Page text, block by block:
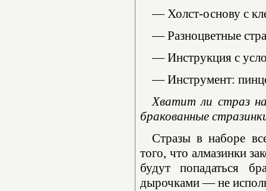
— Холст-основу с
— Разноцветные
— Инструкция с
— Инструмент:
Хватит ли страз
бракованные
Стразы в наборе
того, что алмазинки
будут попадаться
дырочками — не